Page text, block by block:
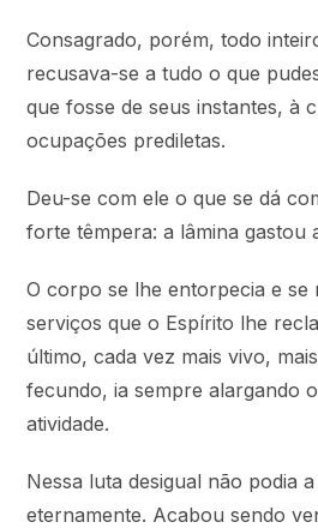
Consagrado, porém, todo
recusava-se a tudo o que
que fosse de seus instantes, à
ocupações prediletas.
Deu-se com ele o que se dá
forte têmpera: a lâmina gastou
O corpo se lhe entorpecia e se
serviços que o Espírito lhe
último, cada vez mais vivo,
fecundo, ia sempre alargando
atividade.
Nessa luta desigual não podia
eternamente. Acabou sendo